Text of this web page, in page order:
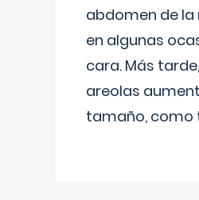
abdomen de la
en algunas
cara. Más
areolas
tamaño, como